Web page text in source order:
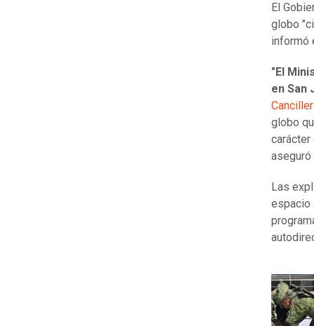
El
globo
informó
"El
en San
globo
aseguró
Las
espacio